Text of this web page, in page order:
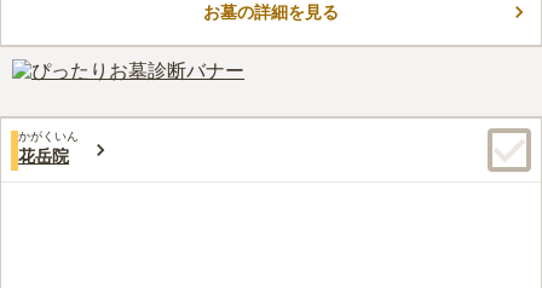
るとたどり着けます。また、駐車場も完備されているので、お車
の隠居寺として創建された、由緒ある寺院です。すぐ近くに徳川
家の菩提寺であった増上寺があるので、お参り後の散策も楽しめ
口コミ評価
お墓の詳細を見る
かがくいん
花岳院